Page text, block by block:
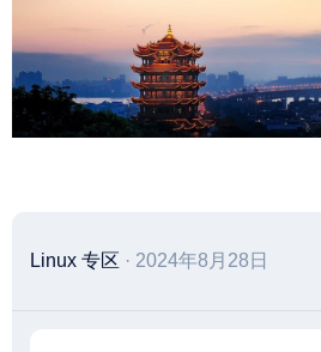
至
容
Linux 专区 · 2024年8月28日